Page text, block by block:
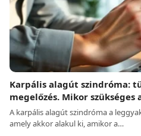
Karpális alagút szindróma:
megelőzés. Mikor szükséges
A karpális alagút szindróma a
amely akkor alakul ki, amikor a…